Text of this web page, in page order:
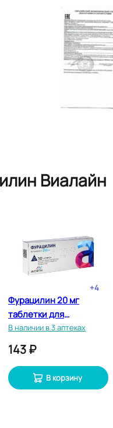
Виалайн
+4
Фурацилин 20 мг
таблетки для
приготовления
раствора 10 шт
В наличии в 3 аптеках
143 ₽
В корзину